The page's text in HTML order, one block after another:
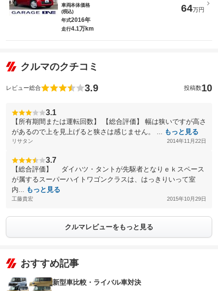
車両本体価格
(税込)
64万円
年式2016年
走行4.1万km
クルマのクチコミ
レビュー総合 3.9 投稿数10
3.1
【所有期間または運転回数】 【総合評価】 幅は狭いですが高さ
があるので上を見上げると狭さは感じません。 ...
もっと見る
リサタン 2014年11月22日
3.7
【総合評価】 ダイハツ・タントが先駆者となりｅｋスペース
が属するスーパーハイトワゴンクラスは、はっきりいって室
内...
もっと見る
工藤貴宏 2015年10月29日
クルマレビューをもっと見る
おすすめ記事
新型車比較・ライバル車対決